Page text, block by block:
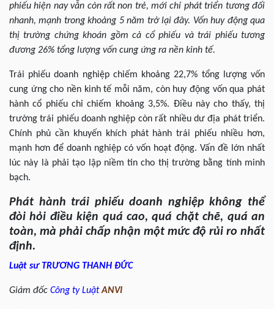
phiếu hiện nay vẫn còn rất non trẻ, mới chỉ phát triển tương đối
nhanh, mạnh trong khoảng 5 năm trở lại đây. Vốn huy động qua
thị trường chứng khoán gồm cả cổ phiếu và trái phiếu tương
đương 26% tổng lượng vốn cung ứng ra nền kinh tế.
Trái phiếu doanh nghiệp chiếm khoảng 22,7% tổng lượng vốn
cung ứng cho nền kinh tế mỗi năm, còn huy động vốn qua phát
hành cổ phiếu chỉ chiếm khoảng 3,5%. Điều này cho thấy, thị
trường trái phiếu doanh nghiệp còn rất nhiều dư địa phát triển.
Chính phủ cần khuyến khích phát hành trái phiếu nhiều hơn,
mạnh hơn để doanh nghiệp có vốn hoạt động. Vấn đề lớn nhất
lúc này là phải tạo lập niềm tin cho thị trường bằng tính minh
bạch.
Phát hành trái phiếu doanh nghiệp không thể
đòi hỏi điều kiện quá cao, quá chặt chẽ, quá an
toàn, mà phải chấp nhận một mức độ rủi ro nhất
định.
Luật sư TRƯƠNG THANH ĐỨC
Giám đốc Công ty Luật ANVI